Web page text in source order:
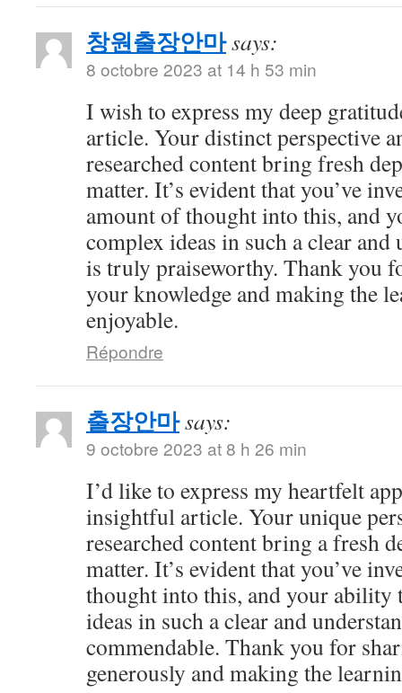
창원출장안마says:
8 octobre 2023 at 14 h 53 min
I wish to express my deep
article. Your distinct perspective
researched content bring fresh
matter. It’s evident that you’ve
amount of thought into this, and
complex ideas in such a clear and
is truly praiseworthy. Thank you
your knowledge and making the
enjoyable.
Répondre
출장안마says:
9 octobre 2023 at 8 h 26 min
I’d like to express my heartfelt
insightful article. Your unique
researched content bring a fresh
matter. It’s evident that you’ve
thought into this, and your ability
ideas in such a clear and
commendable. Thank you for
generously and making the